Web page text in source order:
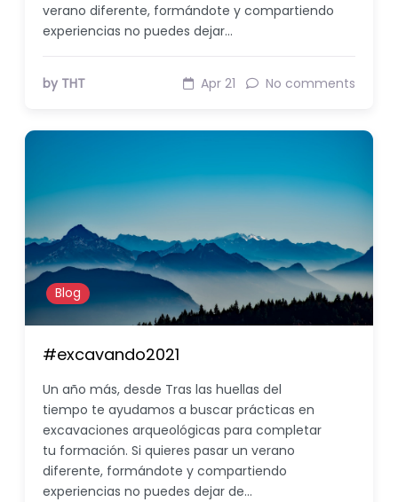
verano diferente, formándote y compartiendo
experiencias no puedes dejar…
by THT Apr 21 No comments
Blog
#excavando2021
Un año más, desde Tras las huellas del
tiempo te ayudamos a buscar prácticas en
excavaciones arqueológicas para completar
tu formación. Si quieres pasar un verano
diferente, formándote y compartiendo
experiencias no puedes dejar de…